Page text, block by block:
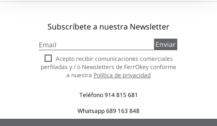
Subscríbete a nuestra Newsletter
a
nuestro
boletín
de
Enviar
Acepto recibir comunicaciones comerciales
perfiladas y / o Newsletters de FerrOkey conforme
a nuestra Política de privacidad
Teléfono914 815 681
Whatsapp689 163 848